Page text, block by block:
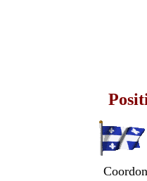
Position